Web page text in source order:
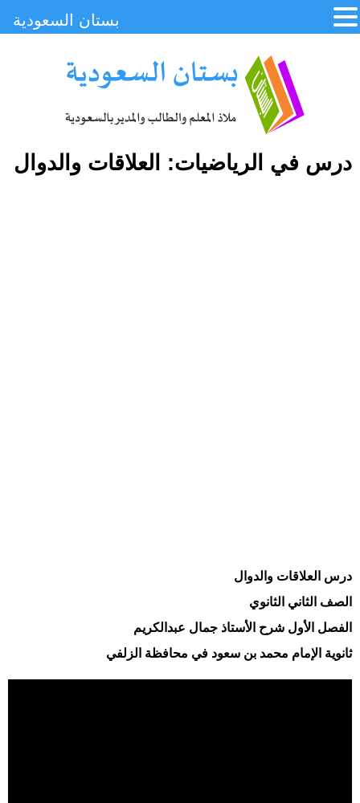
درس في الرياضيات: العلاقات والدوال
درس العلاقات والدوال
الصف الثاني الثانوي
الفصل الأول شرح الأستاذ جمال عبدالكريم
ثانوية الإمام محمد بن سعود في محافظة الزلفي
بستان السعودية